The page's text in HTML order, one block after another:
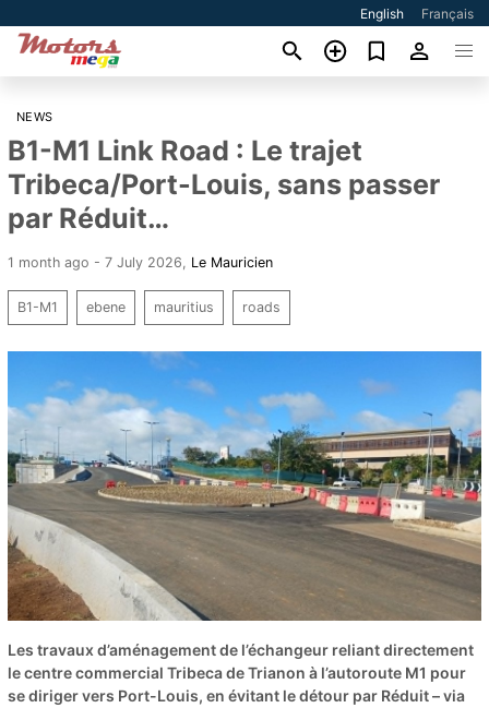
English Français
NEWS
B1-M1 Link Road : Le trajet
Tribeca/Port-Louis, sans passer
par Réduit…
1 month ago - 7 July 2026 Le Mauricien
B1-M1 ebene mauritius roads
Les travaux d’aménagement de l’échangeur reliant directement
le centre commercial Tribeca de Trianon à l’autoroute M1 pour
se diriger vers Port-Louis, en évitant le détour par Réduit – via